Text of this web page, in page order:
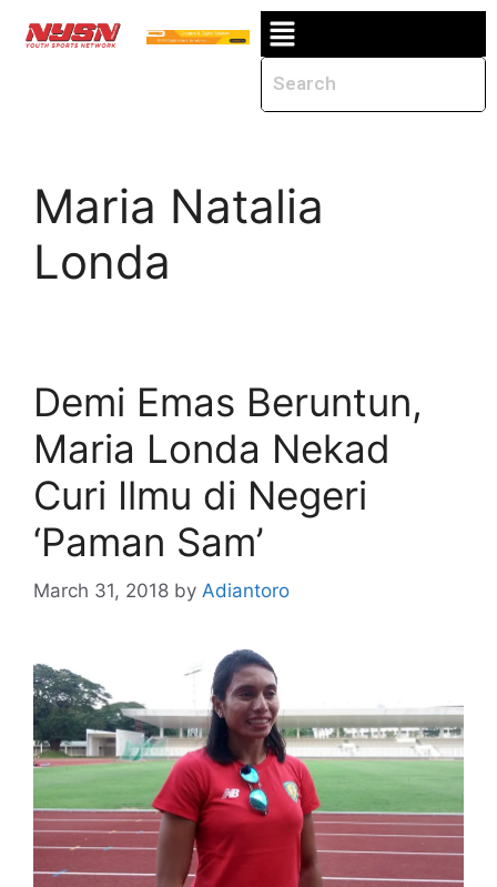
Maria Natalia
Londa
Demi Emas Beruntun,
Maria Londa Nekad
Curi Ilmu di Negeri
‘Paman Sam’
March 31, 2018 by Adiantoro